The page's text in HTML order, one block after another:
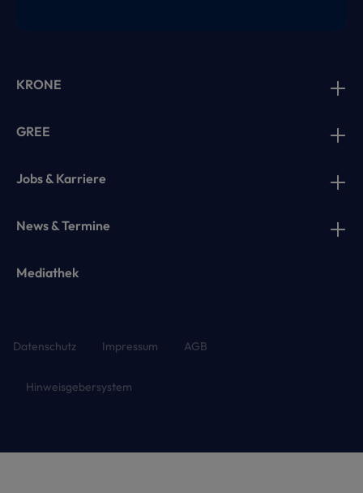
KRONE
GREE
Jobs & Karriere
News & Termine
Mediathek
Datenschutz Impressum AGB
Hinweisgebersystem